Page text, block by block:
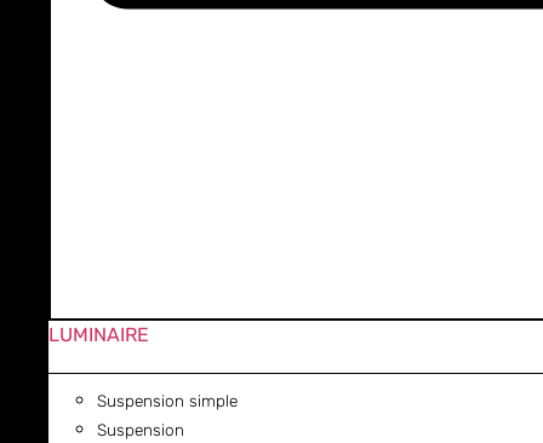
LUMINAIRE
Suspension simple
Suspension